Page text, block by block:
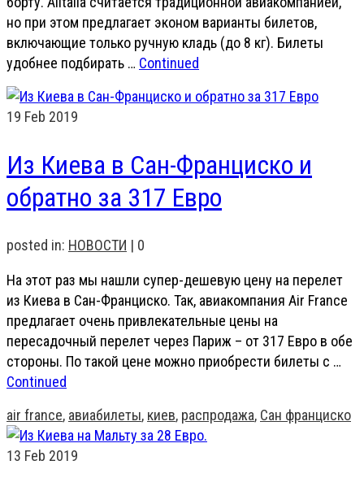
но при этом предлагает эконом варианты билетов,
включающие только ручную кладь (до 8 кг). Билеты
удобнее подбирать … Continued
19 Feb 2019
Из Киева в Сан-Франциско и
обратно за 317 Евро
posted in: НОВОСТИ | 0
На этот раз мы нашли супер-дешевую цену на перелет
из Киева в Сан-Франциско. Так, авиакомпания Air France
предлагает очень привлекательные цены на
пересадочный перелет через Париж – от 317 Евро в обе
стороны. По такой цене можно приобрести билеты с …
Continued
air france, авиабилеты, киев, распродажа, Сан франциско
13 Feb 2019